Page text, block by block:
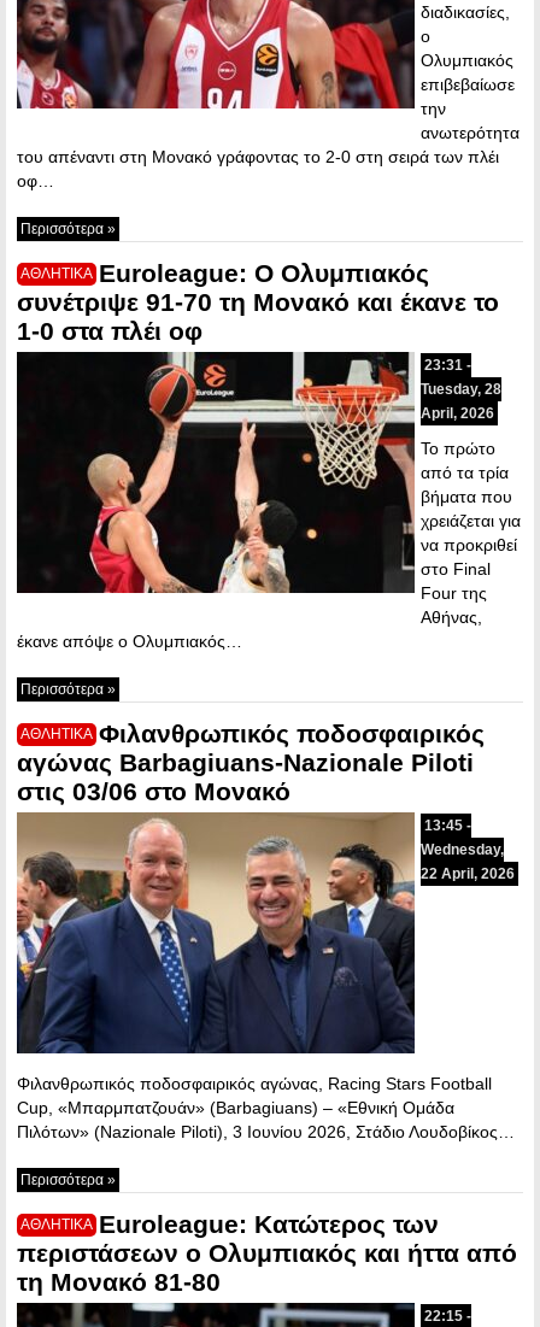
διαδικασίες,
ο
Ολυμπιακός
επιβεβαίωσε
την
ανωτερότητα
του απέναντι στη Μονακό γράφοντας το 2-0 στη σειρά των πλέι
οφ…
Περισσότερα »
ΑΘΛΗΤΙΚΑ Euroleague: Ο Ολυμπιακός
συνέτριψε 91-70 τη Μονακό και έκανε το
1-0 στα πλέι οφ
23:31 -
Tuesday, 28
April, 2026
Το πρώτο
από τα τρία
βήματα που
χρειάζεται για
να προκριθεί
στο Final
Four της
Αθήνας,
έκανε απόψε ο Ολυμπιακός…
Περισσότερα »
ΑΘΛΗΤΙΚΑ Φιλανθρωπικός ποδοσφαιρικός
αγώνας Barbagiuans-Nazionale Piloti
στις 03/06 στο Μονακό
13:45 -
Wednesday,
22 April, 2026
Φιλανθρωπικός ποδοσφαιρικός αγώνας, Racing Stars Football
Cup, «Μπαρμπατζουάν» (Barbagiuans) – «Εθνική Ομάδα
Πιλότων» (Nazionale Piloti), 3 Ιουνίου 2026, Στάδιο Λουδοβίκος…
Περισσότερα »
ΑΘΛΗΤΙΚΑ Euroleague: Κατώτερος των
περιστάσεων ο Ολυμπιακός και ήττα από
τη Μονακό 81-80
22:15 -